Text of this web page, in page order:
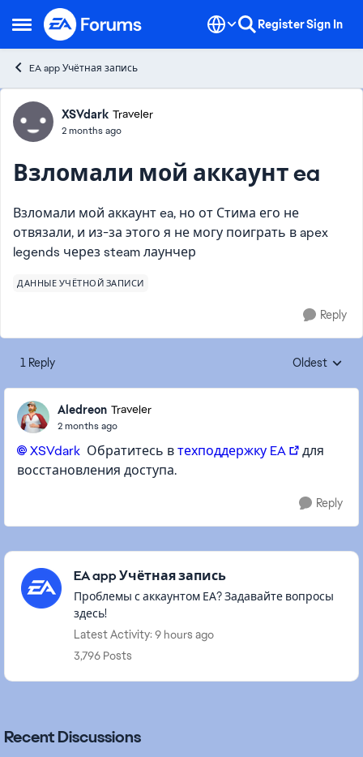
Open Side Menu
Skip to content RegisterSign In
EA app Учётная запись
Forum Discussion
XSVdark Traveler
2 months ago
Взломали мой аккаунт ea
Взломали мой аккаунт ea, но от Стима его не
отвязали, и из-за этого я не могу поиграть в apex
legends через steam лаунчер
ДАННЫЕ УЧЁТНОЙ ЗАПИСИ
Reply
1 Reply Replies
Oldest
Aledreon Traveler
2 months ago
XSVdark​ Обратитесь втехподдержку EA
для
восстановления доступа.
Reply
Featured Places
EA app Учётная запись
Проблемы с аккаунтом ЕА? Задавайте вопросы
здесь!
Latest Activity: 9 hours ago
3,796 Posts
Recent Discussions